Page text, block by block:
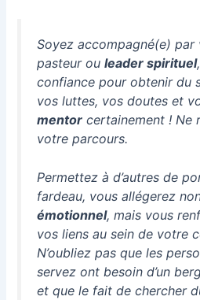
Soyez accompagné(e) par
pasteur ouleader spirituel
confiance pour obtenir du
vos luttes, vos doutes et
mentor certainement ! Ne
votre parcours.
Permettez à d’autres de
fardeau, vous allégerez
émotionnel, mais vous
vos liens au sein de votre
N’oubliez pas que les
servez ont besoin d’un
et que le fait de chercher